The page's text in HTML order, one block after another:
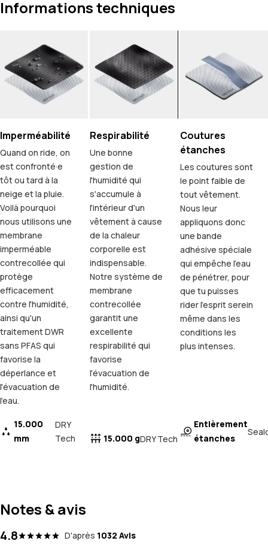
Informations techniques
Imperméabilité
Quand on ride, on
est confronté·e
tôt ou tard à la
neige et la pluie.
Voilà pourquoi
nous utilisons une
membrane
imperméable
contrecollée qui
protège
efficacement
contre l'humidité,
ainsi qu'un
traitement DWR
sans PFAS qui
favorise la
déperlance et
l'évacuation de
l'eau.
15.000
mm
DRY
Tech
Respirabilité
Une bonne
gestion de
l'humidité qui
s'accumule à
l'intérieur d'un
vêtement à cause
de la chaleur
corporelle est
indispensable.
Notre système de
membrane
contrecollée
garantit une
excellente
respirabilité qui
favorise
l'évacuation de
l'humidité.
15.000 gDRY Tech
Coutures
étanches
Les coutures sont
le point faible de
tout vêtement.
Nous leur
appliquons donc
une bande
adhésive spéciale
qui empêche l'eau
de pénétrer, pour
que tu puisses
rider l'esprit serein
même dans les
conditions les
plus intenses.
Entièrement
étanches
Notes & avis
4.8 D'après 1032 Avis